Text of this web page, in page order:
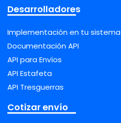
Desarrolladores
Implementación en tu sistema
Documentación API
API para Envíos
API Estafeta
API Tresguerras
Cotizar envío